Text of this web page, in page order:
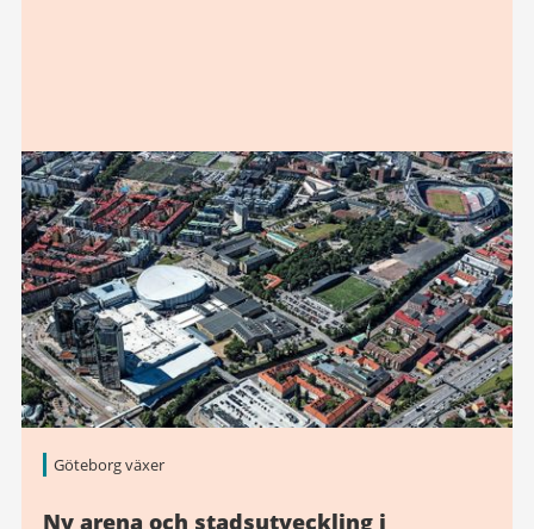
Göteborg växer
Ny arena och stadsutveckling i